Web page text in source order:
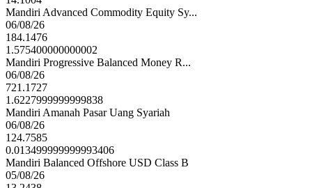
Mandiri Advanced Commodity Equity Sy...
06/08/26
184.1476
1.575400000000002
Mandiri Progressive Balanced Money R...
06/08/26
721.1727
1.6227999999999838
Mandiri Amanah Pasar Uang Syariah
06/08/26
124.7585
0.013499999999993406
Mandiri Balanced Offshore USD Class B
05/08/26